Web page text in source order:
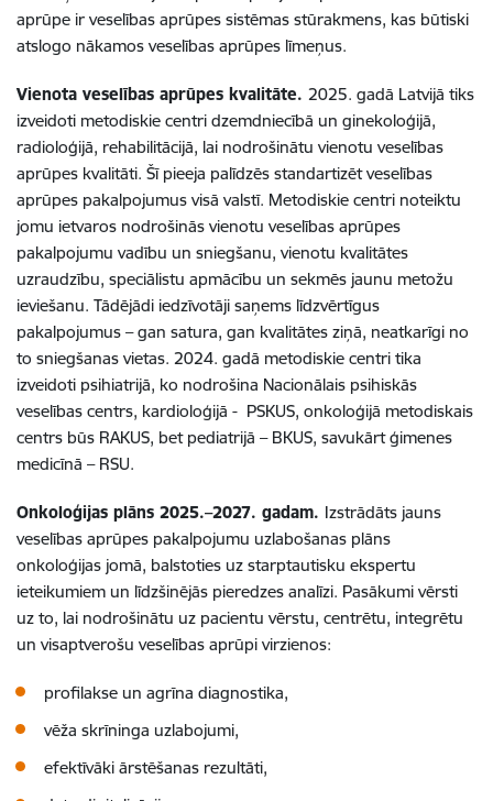
aprūpe ir veselības aprūpes sistēmas stūrakmens, kas būtiski
atslogo nākamos veselības aprūpes līmeņus.
Vienota veselības aprūpes kvalitāte. 2025. gadā Latvijā tiks
izveidoti metodiskie centri dzemdniecībā un ginekoloģijā,
radioloģijā, rehabilitācijā, lai nodrošinātu vienotu veselības
aprūpes kvalitāti. Šī pieeja palīdzēs standartizēt veselības
aprūpes pakalpojumus visā valstī. Metodiskie centri noteiktu
jomu ietvaros nodrošinās vienotu veselības aprūpes
pakalpojumu vadību un sniegšanu, vienotu kvalitātes
uzraudzību, speciālistu apmācību un sekmēs jaunu metožu
ieviešanu. Tādējādi iedzīvotāji saņems līdzvērtīgus
pakalpojumus – gan satura, gan kvalitātes ziņā, neatkarīgi no
to sniegšanas vietas. 2024. gadā metodiskie centri tika
izveidoti psihiatrijā, ko nodrošina Nacionālais psihiskās
veselības centrs, kardioloģijā - PSKUS, onkoloģijā metodiskais
centrs būs RAKUS, bet pediatrijā – BKUS, savukārt ģimenes
medicīnā – RSU.
Onkoloģijas plāns 2025.–2027. gadam. Izstrādāts jauns
veselības aprūpes pakalpojumu uzlabošanas plāns
onkoloģijas jomā, balstoties uz starptautisku ekspertu
ieteikumiem un līdzšinējās pieredzes analīzi. Pasākumi vērsti
uz to, lai nodrošinātu uz pacientu vērstu, centrētu, integrētu
un visaptverošu veselības aprūpi virzienos:
profilakse un agrīna diagnostika,
vēža skrīninga uzlabojumi,
efektīvāki ārstēšanas rezultāti,